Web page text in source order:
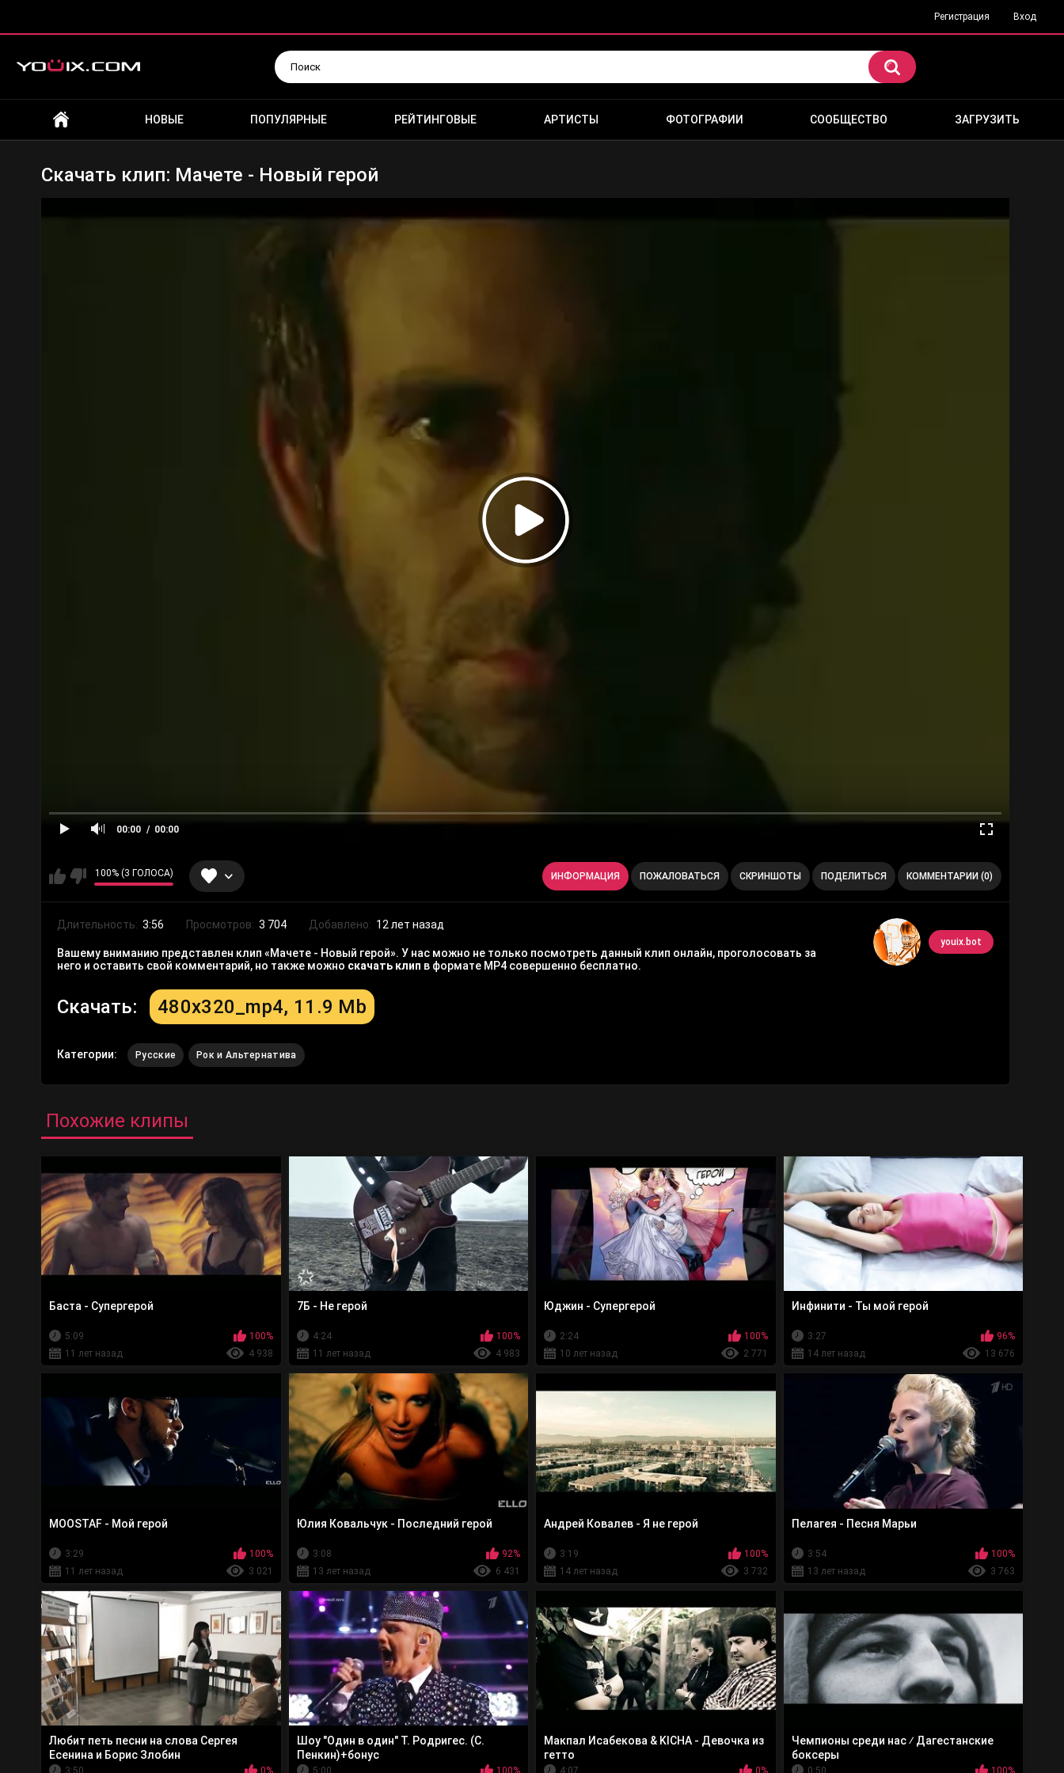
Регистрация Вход
НОВЫЕ ПОПУЛЯРНЫЕ РЕЙТИНГОВЫЕ АРТИСТЫ ФОТОГРАФИИ СООБЩЕСТВО ЗАГРУЗИТЬ
Скачать клип: Мачете - Новый герой
00:00 00:00
100% (3 ГОЛОСА) ИНФОРМАЦИЯ ПОЖАЛОВАТЬСЯ СКРИНШОТЫ ПОДЕЛИТЬСЯ КОММЕНТАРИИ (0)
youix.bot
Длительность: 3:56 Просмотров: 3 704 Добавлено: 12 лет назад
Вашему вниманию представлен клип «Мачете - Новый герой». У нас можно не только посмотреть данный клип онлайн, проголосовать за
него и оставить свой комментарий, но также можно скачать клип в формате MP4 совершенно бесплатно.
Скачать: 480x320_mp4, 11.9 Mb
Категории: Русские Рок и Альтернатива
Похожие клипы
Баста - Супергерой
5:09
100%
11 лет назад
4 938
7Б - Не герой
4:24
100%
11 лет назад
4 983
Юджин - Супергерой
2:24
100%
10 лет назад
2 771
Инфинити - Ты мой герой
3:27
96%
14 лет назад
13 676
MOOSTAF - Мой герой
3:29
100%
11 лет назад
3 021
Юлия Ковальчук - Последний герой
3:08
92%
13 лет назад
6 431
Андрей Ковалев - Я не герой
3:19
100%
14 лет назад
3 732
Пелагея - Песня Марьи
3:54
100%
13 лет назад
3 763
Любит петь песни на слова Сергея
Есенина и Борис Злобин
3:50 0%
Шоу "Один в один" Т. Родригес. (С.
Пенкин)+бонус
5:00 100%
Макпал Исабекова & KICHA - Девочка из
гетто
4:07 0%
Чемпионы среди нас ⁄ Дагестанские
боксеры
0:50 100%